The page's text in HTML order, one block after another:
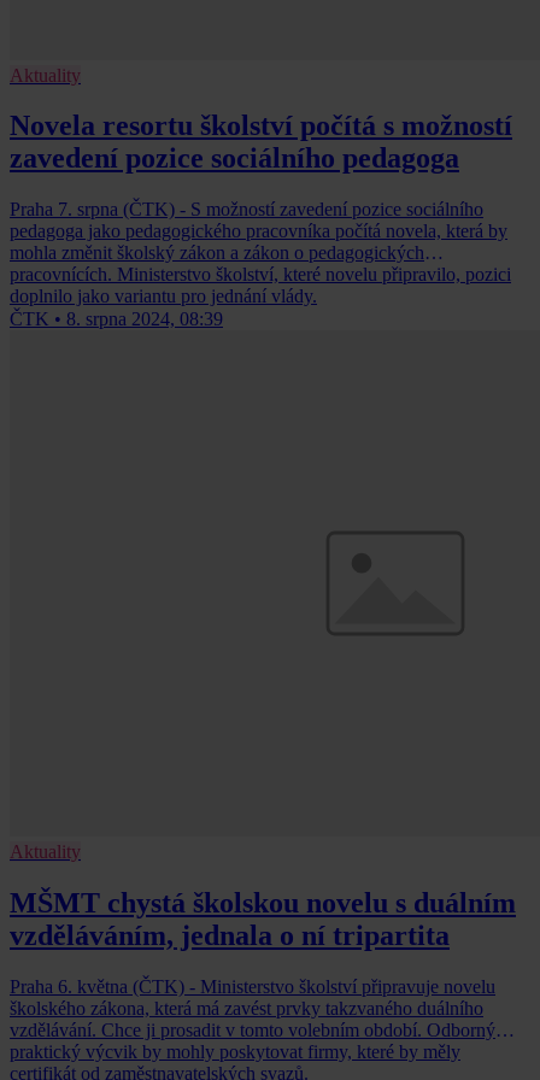
Aktuality
Novela resortu školství počítá s možností
zavedení pozice sociálního pedagoga
Praha 7. srpna (ČTK) - S možností zavedení pozice sociálního
pedagoga jako pedagogického pracovníka počítá novela, která by
mohla změnit školský zákon a zákon o pedagogických
pracovnících. Ministerstvo školství, které novelu připravilo, pozici
doplnilo jako variantu pro jednání vlády.
ČTK • 8. srpna 2024, 08:39
Aktuality
MŠMT chystá školskou novelu s duálním
vzděláváním, jednala o ní tripartita
Praha 6. května (ČTK) - Ministerstvo školství připravuje novelu
školského zákona, která má zavést prvky takzvaného duálního
vzdělávání. Chce ji prosadit v tomto volebním období. Odborný
praktický výcvik by mohly poskytovat firmy, které by měly
certifikát od zaměstnavatelských svazů.